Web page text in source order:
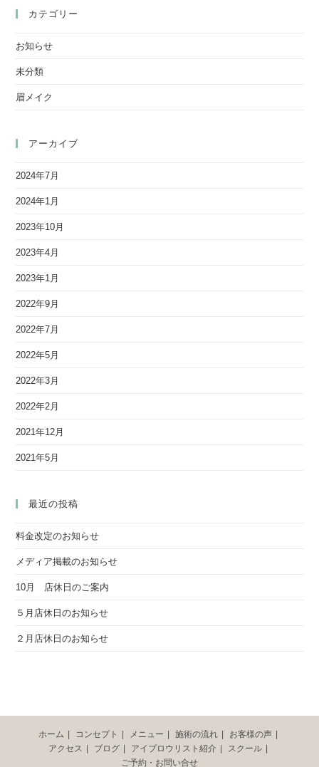
カテゴリー
お知らせ
未分類
眉メイク
アーカイブ
2024年7月
2024年1月
2023年10月
2023年4月
2023年1月
2022年9月
2022年7月
2022年5月
2022年3月
2022年2月
2021年12月
2021年5月
最近の投稿
料金改定のお知らせ
メディア掲載のお知らせ
10月 店休日のご案内
５月店休日のお知らせ
２月店休日のお知らせ
ホーム コンセプト メニュー 施術の流れ
お客様の声
アクセス
ブログ アイブロウリスト紹介
スクール
ご予約・お問い合せ